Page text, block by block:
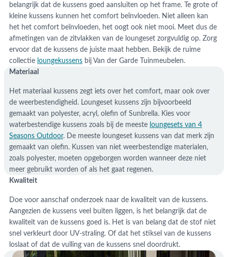
belangrijk dat de kussens goed aansluiten op het frame. Te grote of
kleine kussens kunnen het comfort beïnvloeden. Niet alleen kan
het het comfort beïnvloeden, het oogt ook niet mooi. Meet dus de
afmetingen van de zitvlakken van de loungeset zorgvuldig op. Zorg
ervoor dat de kussens de juiste maat hebben. Bekijk de ruime
collectie loungekussens bij Van der Garde Tuinmeubelen.
Materiaal
Het materiaal kussens zegt iets over het comfort, maar ook over
de weerbestendigheid. Loungeset kussens zijn bijvoorbeeld
gemaakt van polyester, acryl, olefin of Sunbrella. Kies voor
waterbestendige kussens zoals bij de meeste loungesets van 4
Seasons Outdoor. De meeste loungeset kussens van dat merk zijn
gemaakt van olefin. Kussen van niet weerbestendige materialen,
zoals polyester, moeten opgeborgen worden wanneer deze niet
meer gebruikt worden of als het gaat regenen.
Kwaliteit
Doe voor aanschaf onderzoek naar de kwaliteit van de kussens.
Aangezien de kussens veel buiten liggen, is het belangrijk dat de
kwaliteit van de kussens goed is. Het is van belang dat de stof niet
snel verkleurt door UV-straling. Of dat het stiksel van de kussens
loslaat of dat de vulling van de kussens snel doordrukt.